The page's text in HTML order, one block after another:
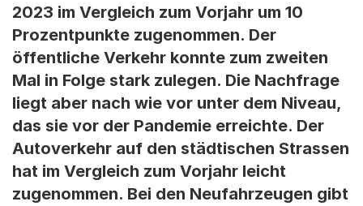
2023 im Vergleich zum Vorjahr um 10
Prozentpunkte zugenommen. Der
öffentliche Verkehr konnte zum zweiten
Mal in Folge stark zulegen. Die Nachfrage
liegt aber nach wie vor unter dem Niveau,
das sie vor der Pandemie erreichte. Der
Autoverkehr auf den städtischen Strassen
hat im Vergleich zum Vorjahr leicht
zugenommen. Bei den Neufahrzeugen gibt